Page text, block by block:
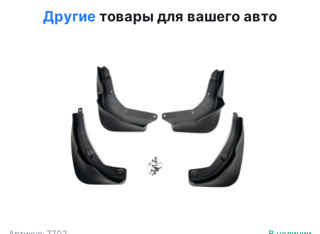
Другие товары для вашего авто